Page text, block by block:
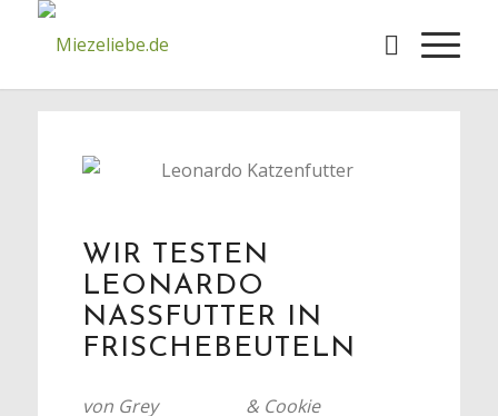
WIR TESTEN
LEONARDO
NASSFUTTER IN
FRISCHEBEUTELN
von Grey
& Cookie